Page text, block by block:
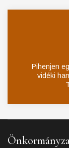
Pihenjen
vidéki